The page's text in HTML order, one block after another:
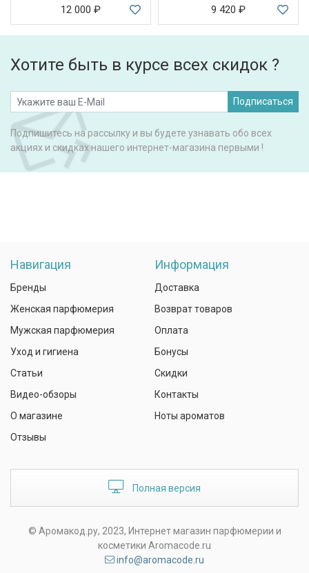
12 000 ₽ 9 420 ₽
Хотите быть в курсе всех скидок ?
Подписаться
Подпишитесь на рассылку и вы будете узнавать обо всех
акциях и скидках нашего интернет-магазина первыми !
Навигация
Бренды
Женская парфюмерия
Мужская парфюмерия
Уход и гигиена
Статьи
Видео-обзоры
О магазине
Отзывы
Информация
Доставка
Возврат товаров
Оплата
Бонусы
Скидки
Контакты
Ноты ароматов
Полная версия
© Аромакод.ру, 2023, Интернет магазин парфюмерии и
косметики Aromacode.ru
info@aromacode.ru